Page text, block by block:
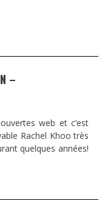
–
web et c’est
Rachel Khoo très
quelques années!